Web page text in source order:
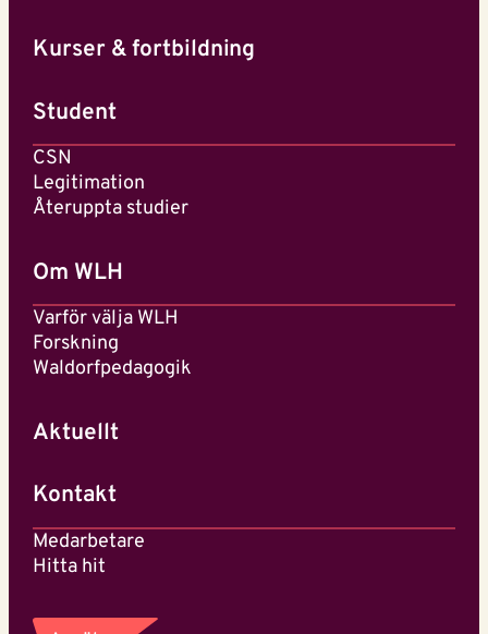
Kurser & fortbildning
Student
CSN
Legitimation
Återuppta studier
Om WLH
Varför välja WLH
Forskning
Waldorfpedagogik
Aktuellt
Kontakt
Medarbetare
Hitta hit